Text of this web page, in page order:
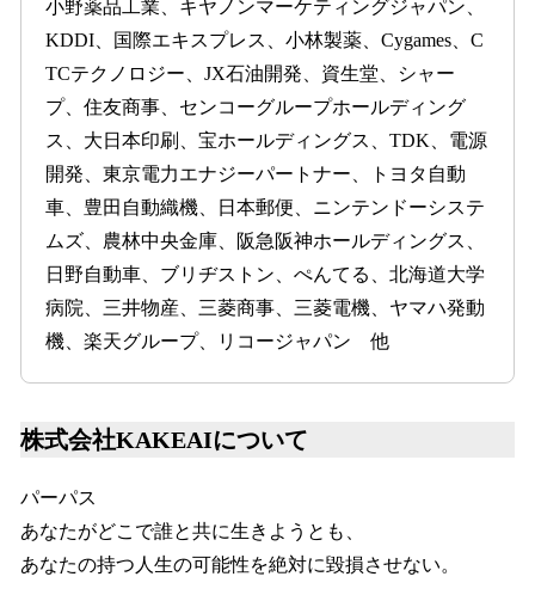
小野薬品工業、キヤノンマーケティングジャパン、
KDDI、国際エキスプレス、小林製薬、Cygames、C
TCテクノロジー、JX石油開発、資生堂、シャー
プ、住友商事、センコーグループホールディング
ス、大日本印刷、宝ホールディングス、TDK、電源
開発、東京電力エナジーパートナー、トヨタ自動
車、豊田自動織機、日本郵便、ニンテンドーシステ
ムズ、農林中央金庫、阪急阪神ホールディングス、
日野自動車、ブリヂストン、ぺんてる、北海道大学
病院、三井物産、三菱商事、三菱電機、ヤマハ発動
機、楽天グループ、リコージャパン 他
株式会社KAKEAIについて
パーパス
あなたがどこで誰と共に生きようとも、
あなたの持つ人生の可能性を絶対に毀損させない。